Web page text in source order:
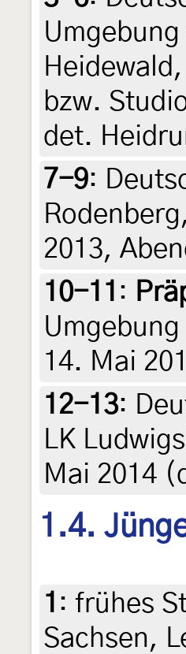
bzw.
det.
7-9:
2013,
10-11 :
14. Mai
12-13:
LK
Mai 2014
1.4.
1 : frühes
Sachsen,